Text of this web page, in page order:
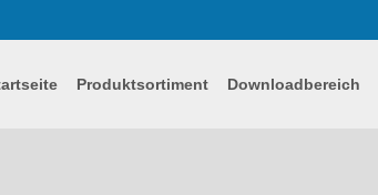
Produktsortiment Downloadbereich